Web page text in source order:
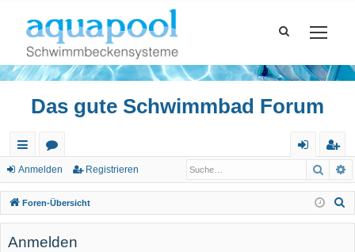
Das gute Schwimmbad Forum
ch
ne
llz
ug
or
en m
el
eg
ist
rie
Anmelden Registrieren
Foren-Übersicht
Anmelden